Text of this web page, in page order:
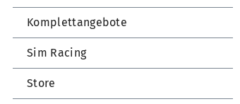
Komplettangebote
Sim Racing
Store